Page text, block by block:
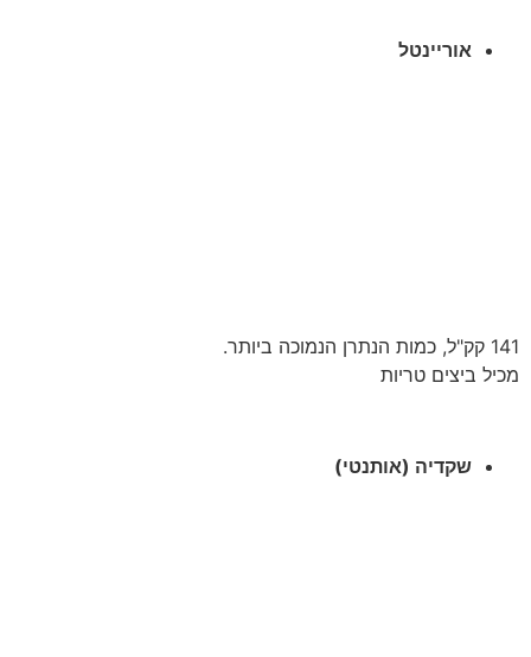
אוריינטל
141 קק"ל, כמות הנתרן הנמוכה ביותר.
מכיל ביצים טריות
שקדיה (אותנטי)